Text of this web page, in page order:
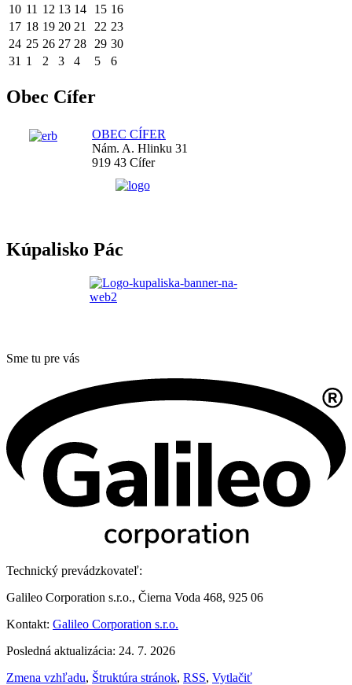
10 11 12 13 14 15 16
17 18 19 20 21 22 23
24 25 26 27 28 29 30
31 1 2 3 4 5 6
Obec Cífer
OBEC CÍFER
Nám. A. Hlinku 31
919 43 Cífer
Kúpalisko Pác
Sme tu pre vás
Technický prevádzkovateľ:
Galileo Corporation s.r.o., Čierna Voda 468, 925 06
Kontakt: Galileo Corporation s.r.o.
Posledná aktualizácia: 24. 7. 2026
Zmena vzhľadu, Štruktúra stránok, RSS, Vytlačiť